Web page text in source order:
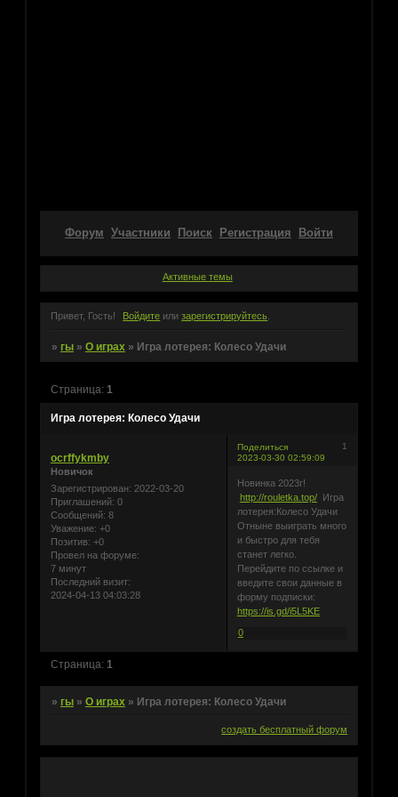
Форум Участники Поиск Регистрация Войти
Активные темы
Привет, Гость! Войдите илизарегистрируйтесь.
» гы » О играх » Игра лотерея: Колесо Удачи
Игра лотерея: Колесо Удачи
Страница: 1
Поделиться
1
2023-03-30 02:59:09
ocrffykmby
Новичок
Зарегистрирован: 2022-03-20
Приглашений: 0
Сообщений: 8
Уважение: +0
Позитив: +0
Провел на форуме:
7 минут
Последний визит:
2024-04-13 04:03:28
Новинка 2023г!
http://rouletka.top/Игра
лотерея:Колесо Удачи
Отныне выиграть много
и быстро для тебя
станет легко.
Перейдите по ссылке и
введите свои данные в
форму подписки:
https://is.gd/i5L5KE
0
Страница: 1
» гы » О играх » Игра лотерея: Колесо Удачи
создать бесплатный форум